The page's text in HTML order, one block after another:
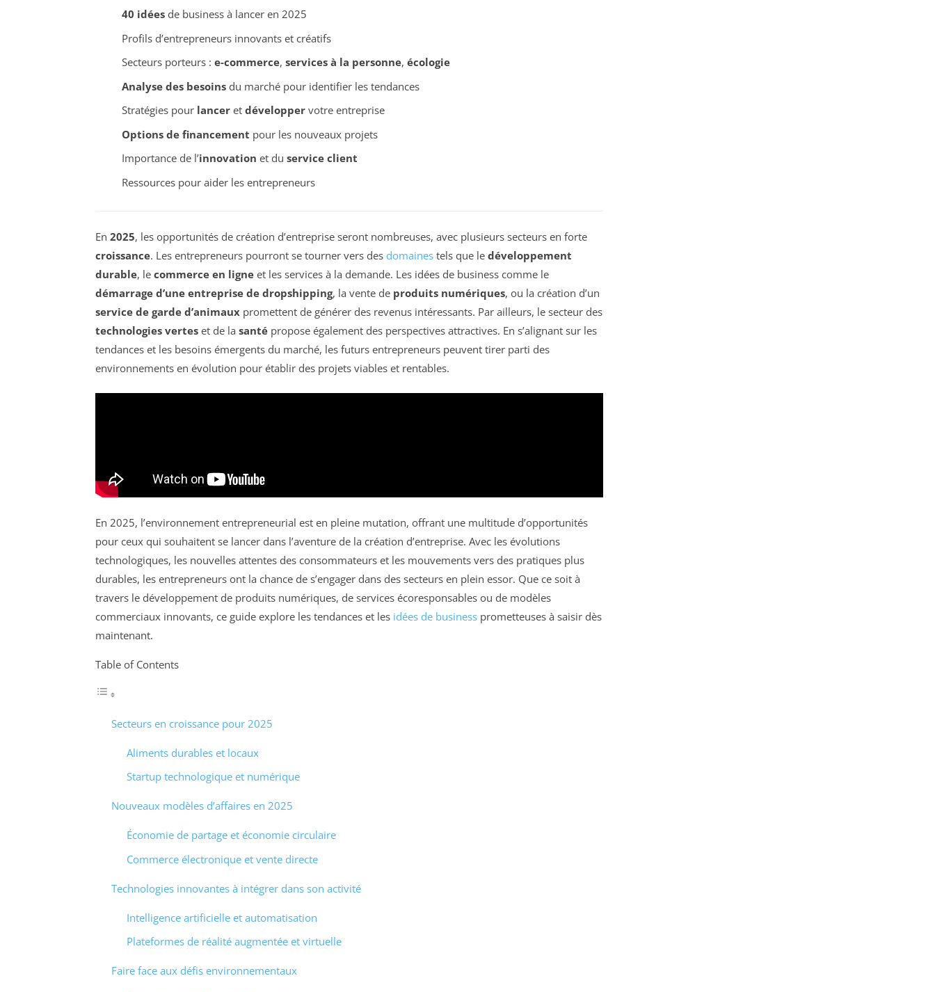
40 idéesde business à lancer en 2025
Profils d’entrepreneurs innovants et créatifs
Secteurs porteurs : e-commerce, services à la personne, écologie
Analyse des besoinsdu marché pour identifier les tendances
Stratégies pour lanceret développervotre entreprise
Options de financement pour les nouveaux projets
Importance de l’innovation et du service client
Ressources pour aider les entrepreneurs
En 2025, les opportunités de création d’entreprise seront nombreuses, avec plusieurs secteurs en forte
croissance. Les entrepreneurs pourront se tourner vers des domaines tels que le développement
durable, le commerce en ligne et les services à la demande. Les idées de business comme le
démarrage d’une entreprise de dropshipping, la vente de produits numériques, ou la création d’un
service de garde d’animaux promettent de générer des revenus intéressants. Par ailleurs, le secteur des
technologies vertes et de la santé propose également des perspectives attractives. En s’alignant sur les
tendances et les besoins émergents du marché, les futurs entrepreneurs peuvent tirer parti des
environnements en évolution pour établir des projets viables et rentables.
En 2025, l’environnement entrepreneurial est en pleine mutation, offrant une multitude d’opportunités
pour ceux qui souhaitent se lancer dans l’aventure de la création d’entreprise. Avec les évolutions
technologiques, les nouvelles attentes des consommateurs et les mouvements vers des pratiques plus
durables, les entrepreneurs ont la chance de s’engager dans des secteurs en plein essor. Que ce soit à
travers le développement de produits numériques, de services écoresponsables ou de modèles
commerciaux innovants, ce guide explore les tendances et les idées de business prometteuses à saisir dès
maintenant.
Table of Contents
Secteurs en croissance pour 2025
Aliments durables et locaux
Startup technologique et numérique
Nouveaux modèles d’affaires en 2025
Économie de partage et économie circulaire
Commerce électronique et vente directe
Technologies innovantes à intégrer dans son activité
Intelligence artificielle et automatisation
Plateformes de réalité augmentée et virtuelle
Faire face aux défis environnementaux